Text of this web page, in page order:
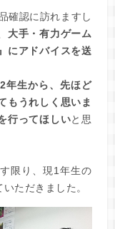
確認に訪れますし
大手・有力ゲーム
にアドバイスを送
年生から、先ほど
もうれしく思いま
行ってほしいと思
限り、現1年生の
ただきました。